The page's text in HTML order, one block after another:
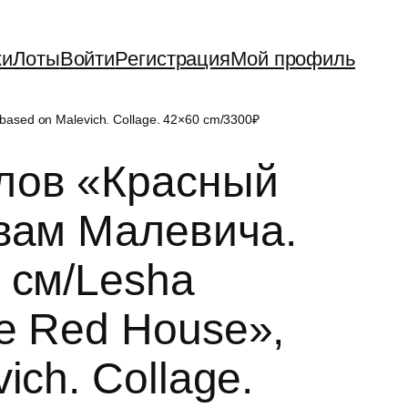
ЛотыВойтиРегистрацияМой профиль
on Malevich. Collage. 42×60 cm/3300₽
«Красный
Малевича.
Lesha
Red House»,
Collage.